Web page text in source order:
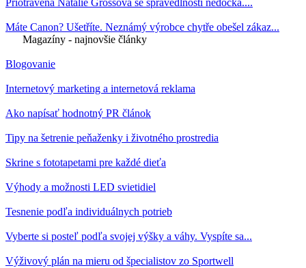
Máte Canon? Ušetříte. Neznámý výrobce chytře obešel zákaz...
Magazíny - najnovšie články
Blogovanie
Internetový marketing a internetová reklama
Ako napísať hodnotný PR článok
Tipy na šetrenie peňaženky i životného prostredia
Skrine s fototapetami pre každé dieťa
Výhody a možnosti LED svietidiel
Tesnenie podľa individuálnych potrieb
Vyberte si posteľ podľa svojej výšky a váhy. Vyspíte sa...
Výživový plán na mieru od špecialistov zo Sportwell